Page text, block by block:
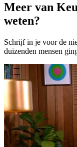
Meer van
weten?
Schrijf in je voor de
duizenden mensen